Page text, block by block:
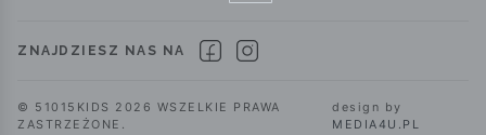
ZNAJDZIESZ NAS NA
© 51015KIDS 2026 WSZELKIE PRAWA
ZASTRZEŻONE.
design by
MEDIA4U.PL